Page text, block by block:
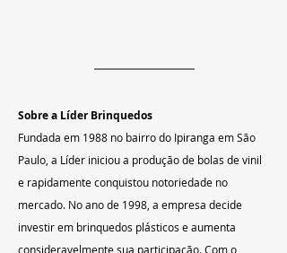
Sobre a Líder Brinquedos
Fundada em 1988 no bairro do Ipiranga em São
Paulo, a Líder iniciou a produção de bolas de vinil
e rapidamente conquistou notoriedade no
mercado. No ano de 1998, a empresa decide
investir em brinquedos plásticos e aumenta
consideravelmente sua participação. Com o